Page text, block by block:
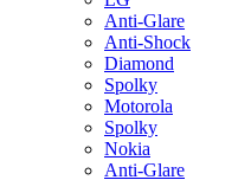
Anti-Glare
Anti-Shock
Diamond
Spolky
Motorola
Spolky
Nokia
Anti-Glare